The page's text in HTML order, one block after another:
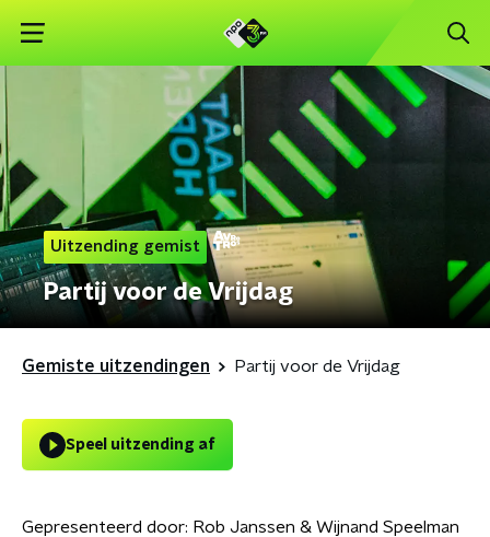
Uitzending gemist
Partij voor de Vrijdag
Gemiste uitzendingen Partij voor de Vrijdag
Speel uitzending af
Gepresenteerd door: Rob Janssen & Wijnand Speelman